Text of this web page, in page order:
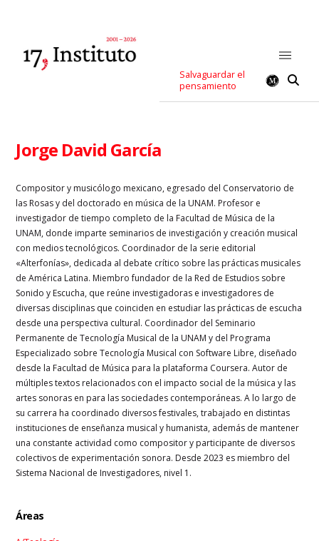
Salvaguardar el
pensamiento
Jorge David García
Compositor y musicólogo mexicano, egresado del Conservatorio de
las Rosas y del doctorado en música de la UNAM. Profesor e
investigador de tiempo completo de la Facultad de Música de la
UNAM, donde imparte seminarios de investigación y creación musical
con medios tecnológicos. Coordinador de la serie editorial
«Alterfonías», dedicada al debate crítico sobre las prácticas musicales
de América Latina. Miembro fundador de la Red de Estudios sobre
Sonido y Escucha, que reúne investigadoras e investigadores de
diversas disciplinas que coinciden en estudiar las prácticas de escucha
desde una perspectiva cultural. Coordinador del Seminario
Permanente de Tecnología Musical de la UNAM y del Programa
Especializado sobre Tecnología Musical con Software Libre, diseñado
desde la Facultad de Música para la plataforma Coursera. Autor de
múltiples textos relacionados con el impacto social de la música y las
artes sonoras en para las sociedades contemporáneas. A lo largo de
su carrera ha coordinado diversos festivales, trabajado en distintas
instituciones de enseñanza musical y humanista, además de mantener
una constante actividad como compositor y participante de diversos
colectivos de experimentación sonora. Desde 2023 es miembro del
Sistema Nacional de Investigadores, nivel 1.
Áreas